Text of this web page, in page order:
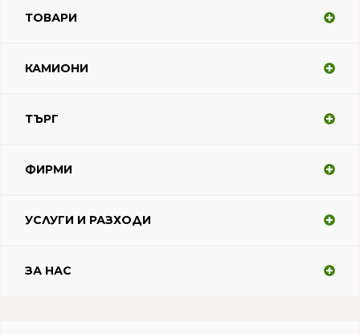
ТОВАРИ
КАМИОНИ
ТЪРГ
ФИРМИ
УСЛУГИ И РАЗХОДИ
ЗА НАС